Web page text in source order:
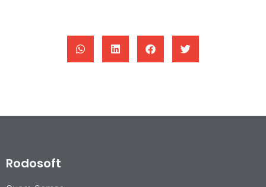
Rodosoft